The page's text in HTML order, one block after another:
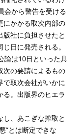
会から警告を受ける
にかかる取次内部の
社に負担させたと
日に発売される。
論は10日といった具
次の要請によるもの
で取次会社がいかに
る。出版界のヒエラ
、あこぎな搾取と
”とは断定できな